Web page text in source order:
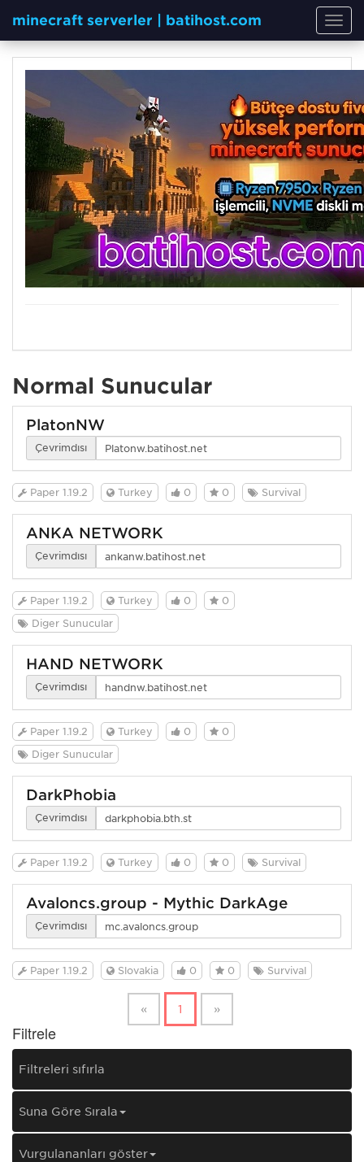
minecraft serverler | batihost.com
Normal Sunucular
PlatonNW
Çevrimdışı
Paper 1.19.2 Turkey 0 0 Survival
ANKA NETWORK
Çevrimdışı
Paper 1.19.2 Turkey 0
0
Diğer Sunucular
HAND NETWORK
Çevrimdışı
Paper 1.19.2 Turkey 0
0
Diğer Sunucular
DarkPhobia
Çevrimdışı
Paper 1.19.2 Turkey 0 0 Survival
Avaloncs.group - Mythic DarkAge
Çevrimdışı
Paper 1.19.2 Slovakia 0 0 Survival
« 1 »
Filtrele
Filtreleri sıfırla
Şuna Göre Sırala
Vurgulananları göster